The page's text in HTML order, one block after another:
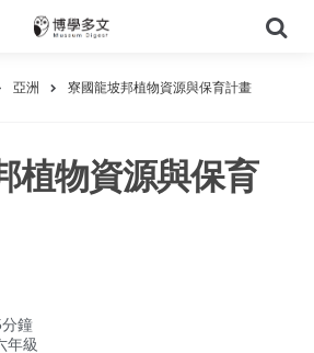
尋
亞洲 寮國龍坡邦植物資源與保育計畫
植物資源與保育
鐘
年級